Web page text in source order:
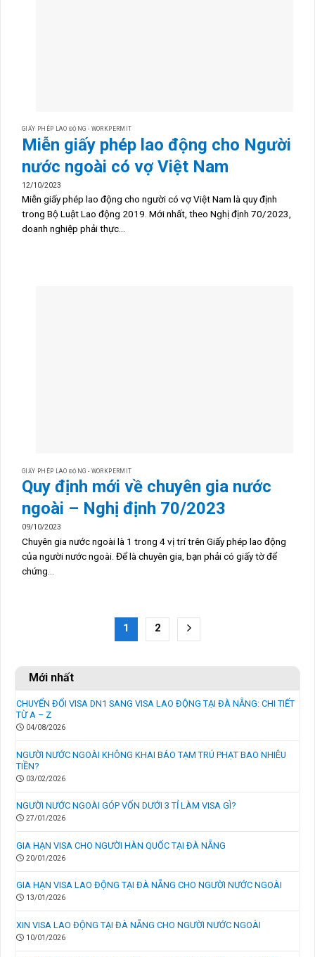
GIẤY PHÉP LAO ĐỘNG - WORKPERMIT
Miễn giấy phép lao động cho Người
nước ngoài có vợ Việt Nam
12/10/2023
Miễn giấy phép lao động cho người có vợ Việt Nam là quy định
trong Bộ Luật Lao động 2019. Mới nhất, theo Nghị định 70/2023,
doanh nghiệp phải thực...
GIẤY PHÉP LAO ĐỘNG - WORKPERMIT
Quy định mới về chuyên gia nước
ngoài – Nghị định 70/2023
09/10/2023
Chuyên gia nước ngoài là 1 trong 4 vị trí trên Giấy phép lao động
của người nước ngoài. Để là chuyên gia, bạn phải có giấy tờ để
chứng...
1 2
Mới nhất
CHUYỂN ĐỔI VISA DN1 SANG VISA LAO ĐỘNG TẠI ĐÀ NẴNG: CHI TIẾT
TỪ A – Z
04/08/2026
NGƯỜI NƯỚC NGOÀI KHÔNG KHAI BÁO TẠM TRÚ PHẠT BAO NHIÊU
TIỀN?
03/02/2026
NGƯỜI NƯỚC NGOÀI GÓP VỐN DƯỚI 3 TỈ LÀM VISA GÌ?
27/01/2026
GIA HẠN VISA CHO NGƯỜI HÀN QUỐC TẠI ĐÀ NẴNG
20/01/2026
GIA HẠN VISA LAO ĐỘNG TẠI ĐÀ NẴNG CHO NGƯỜI NƯỚC NGOÀI
13/01/2026
XIN VISA LAO ĐỘNG TẠI ĐÀ NẴNG CHO NGƯỜI NƯỚC NGOÀI
10/01/2026